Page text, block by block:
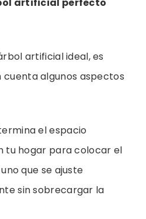
artificial ideal, es
algunos aspectos
el espacio
tu hogar para colocar el
que se ajuste
sin sobrecargar la